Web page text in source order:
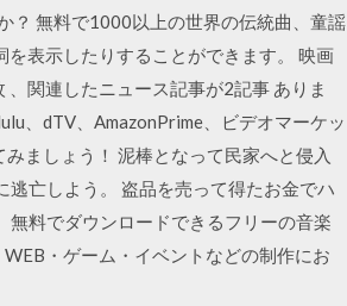
？ 無料で1000以上の世界の伝統曲、童謡
を表示したりすることができます。 映画
関連したニュース記事が2記事 ありま
、dTV、AmazonPrime、ビデオマーケッ
ましょう！ 泥棒となって民家へと侵入
亡しよう。 盗品を売って得たお金でハ
料でダウンロードできるフリーの音楽
・ゲーム・イベントなどの制作にお